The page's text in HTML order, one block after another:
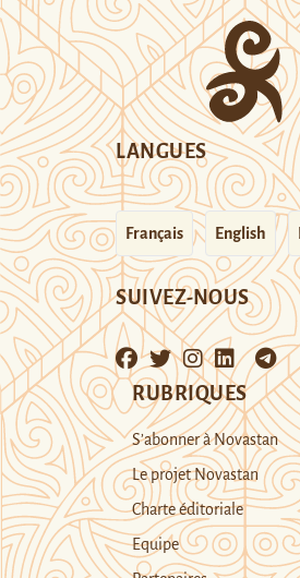
LANGUES
Français English
SUIVEZ-NOUS
RUBRIQUES
S’abonner à Novastan
Le projet Novastan
Charte éditoriale
Equipe